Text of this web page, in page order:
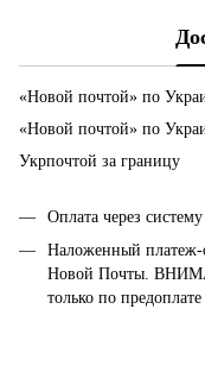
«Новой почтой» по
«Новой почтой» по
Укрпочтой за границу
Оплата через
Наложенный платеж-
Новой Почты.
только по предоплате